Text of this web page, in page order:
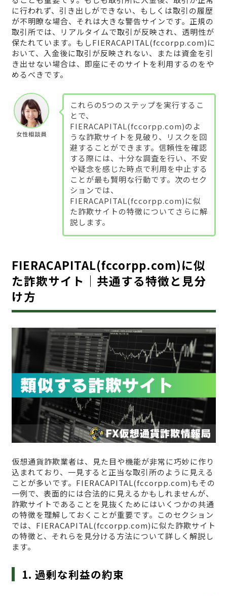
に行われず、引き出しができない、もしくは取引の履歴
が不明瞭な場合、それは大きな警告サインです。正規の
取引所では、リアルタイムで取引が反映され、透明性が
保たれています。もしFIERACAPITAL(fccorpp.com)に
おいて、入金後に取引が反映されない、または資金を引
き出せない場合は、即座にそのサイトを利用するのをや
めるべきです。
女性相談員
これらの5つのステップを実行するこ
とで、
FIERACAPITAL(fccorpp.com)のよ
うな詐欺サイトを見破り、リスクを回
避することができます。信頼性を確認
する際には、十分な調査を行い、不安
や疑念を感じた時点で利用を中止する
ことが最も賢明な行動です。次のセク
ションでは、
FIERACAPITAL(fccorpp.com)に似
た詐欺サイトの特徴についてさらに解
説します。
FIERACAPITAL(fccorpp.com)に似
た詐欺サイト｜共通する特徴と見分
け方
仮想通貨詐欺業者は、見た目や機能が非常に巧妙に作り
込まれており、一見すると正当な取引所のように見える
ことが多いです。FIERACAPITAL(fccorpp.com)もその
一例で、表面的には合法的に見えるかもしれませんが、
詐欺サイトであることを見抜くためにはいくつかの共通
の特徴を理解しておくことが重要です。このセクション
では、FIERACAPITAL(fccorpp.com)に似た詐欺サイト
の特徴と、それらを見分ける方法について詳しく解説し
ます。
1. 過剰な利益の約束